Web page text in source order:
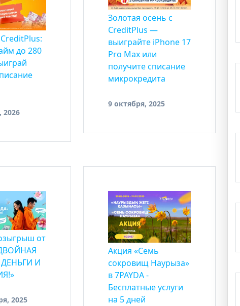
до 280
2026
Золотая осень с
CreditPlus —
выиграйте iPhone 17
Pro Max или
получите списание
микрокредита
9 октября, 2025
от
И
2025
Акция «Семь
сокровищ Наурыза»
в 7PAYDA -
Бесплатные услуги
на 5 дней